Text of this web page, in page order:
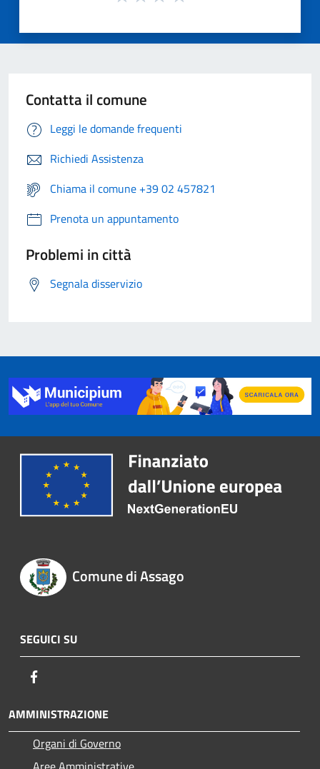
Contatta il comune
Leggi le domande frequenti
Richiedi Assistenza
Chiama il comune +39 02 457821
Prenota un appuntamento
Problemi in città
Segnala disservizio
Comune di Assago
SEGUICI SU
AMMINISTRAZIONE
Organi di Governo